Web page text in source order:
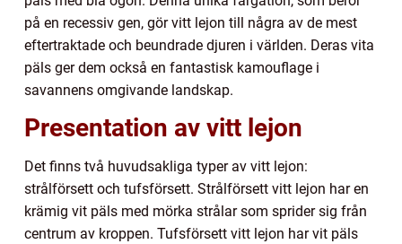
på en recessiv gen, gör vitt lejon till några av de mest
eftertraktade och beundrade djuren i världen. Deras vita
päls ger dem också en fantastisk kamouflage i
savannens omgivande landskap.
Presentation av vitt lejon
Det finns två huvudsakliga typer av vitt lejon:
strålförsett och tufsförsett. Strålförsett vitt lejon har en
krämig vit päls med mörka strålar som sprider sig från
centrum av kroppen. Tufsförsett vitt lejon har vit päls